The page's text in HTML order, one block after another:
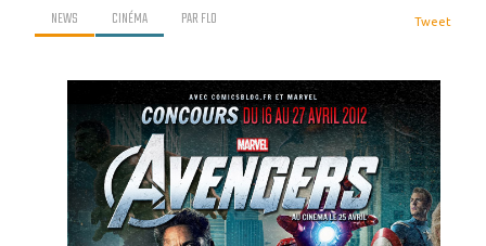
NEWS CINÉMA PARFLO Tweet